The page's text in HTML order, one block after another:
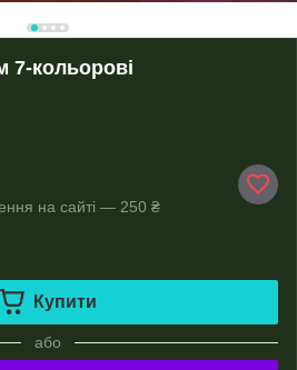
7-кольорові
на сайті — 250 ₴
Купити
або